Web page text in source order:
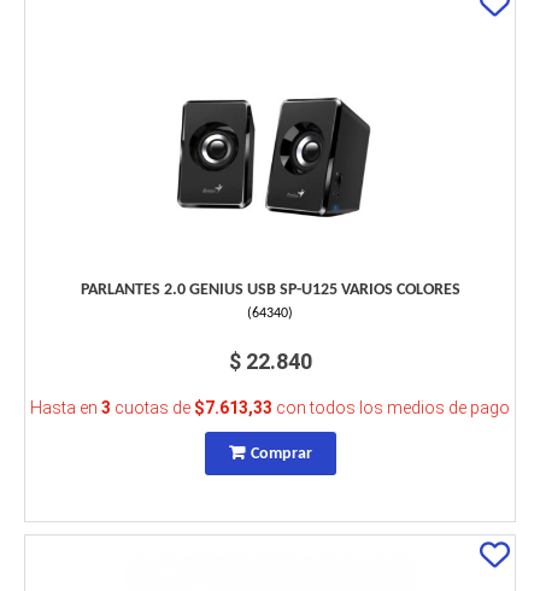
PARLANTES 2.0 GENIUS USB SP-U125 VARIOS COLORES
(64340)
$ 22.840
Hasta en 3 cuotas de $7.613,33 con todos los medios de pago
Comprar